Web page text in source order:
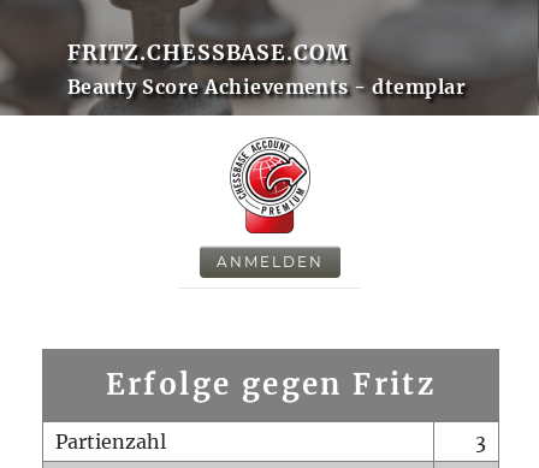
FRITZ.CHESSBASE.COM
Beauty Score Achievements - dtemplar
ANMELDEN
Erfolge gegen Fritz
Partienzahl
3